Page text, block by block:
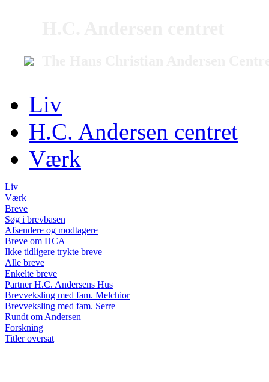
Liv
H.C. Andersen centret
Værk
Liv
Værk
Breve
Søg i brevbasen
Afsendere og modtagere
Breve om HCA
Ikke tidligere trykte breve
Alle breve
Enkelte breve
Partner H.C. Andersens Hus
Brevveksling med fam. Melchior
Brevveksling med fam. Serre
Rundt om Andersen
Forskning
Titler oversat